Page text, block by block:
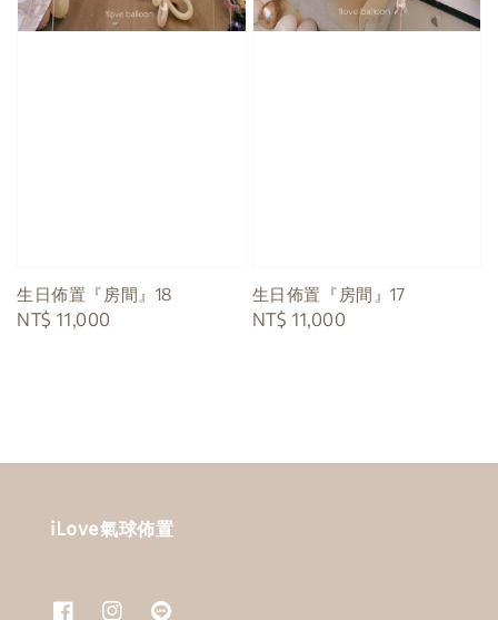
生日佈置『房間』18
Regular
NT$ 11,000
生日佈置『房間』17
Regular
NT$ 11,000
iLove氣球佈置